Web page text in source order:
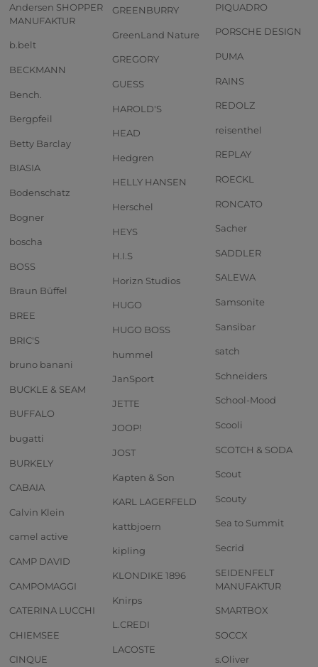
Andersen SHOPPER
MANUFAKTUR
b.belt
BECKMANN
Bench.
Bergpfeil
Betty Barclay
BIASIA
Bodenschatz
Bogner
boscha
BOSS
Braun Büffel
BREE
BRIC'S
bruno banani
BUCKLE & SEAM
BUFFALO
bugatti
BURKELY
CABAIA
Calvin Klein
camel active
CAMP DAVID
CAMPOMAGGI
CATERINA LUCCHI
CHIEMSEE
CINQUE
GREENBURRY
GreenLand Nature
GREGORY
GUESS
HAROLD'S
HEAD
Hedgren
HELLY HANSEN
Herschel
HEYS
H.I.S
Horizn Studios
HUGO
HUGO BOSS
hummel
JanSport
JETTE
JOOP!
JOST
Kapten & Son
KARL LAGERFELD
kattbjoern
kipling
KLONDIKE 1896
Knirps
L.CREDI
LACOSTE
PIQUADRO
PORSCHE DESIGN
PUMA
RAINS
REDOLZ
reisenthel
REPLAY
ROECKL
RONCATO
Sacher
SADDLER
SALEWA
Samsonite
Sansibar
satch
Schneiders
School-Mood
Scooli
SCOTCH & SODA
Scout
Scouty
Sea to Summit
Secrid
SEIDENFELT
MANUFAKTUR
SMARTBOX
SOCCX
s.Oliver